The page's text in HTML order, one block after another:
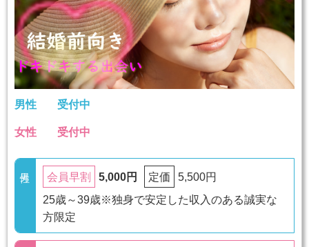
男性 受付中
女性 受付中
会員早割 5,000円 定価
5,500円
25歳～39歳※独身で安定した収入のある誠実な
方限定